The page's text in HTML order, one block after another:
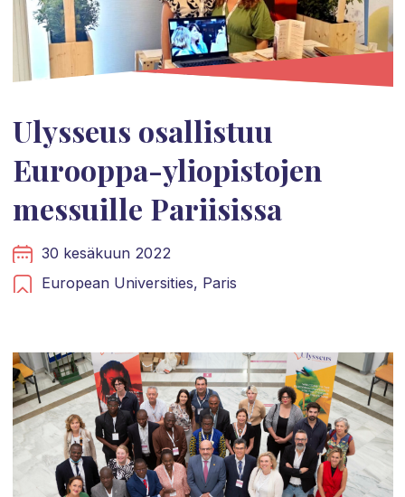
Ulysseus osallistuu
Eurooppa-yliopistojen
messuille Pariisissa
30 kesäkuun 2022
European Universities, Paris